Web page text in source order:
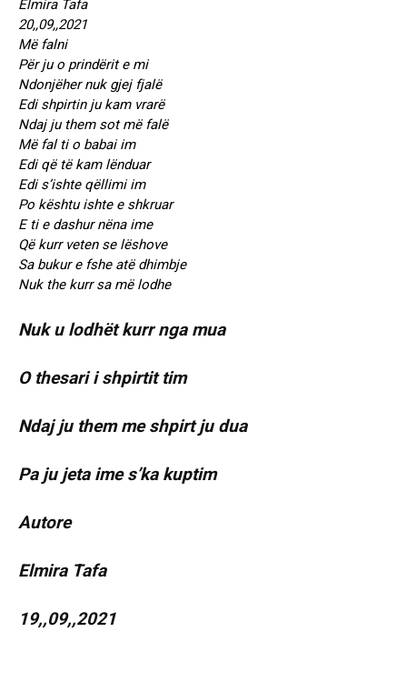
Elmira Tafa
20,,09,,2021
Më falni
Për ju o prindërit e mi
Ndonjëher nuk gjej fjalë
Edi shpirtin ju kam vrarë
Ndaj ju them sot më falë
Më fal ti o babai im
Edi që të kam lënduar
Edi s’ishte qëllimi im
Po kështu ishte e shkruar
E ti e dashur nëna ime
Që kurr veten se lëshove
Sa bukur e fshe atë dhimbje
Nuk the kurr sa më lodhe
Nuk u lodhët kurr nga mua
O thesari i shpirtit tim
Ndaj ju them me shpirt ju dua
Pa ju jeta ime s’ka kuptim
Autore
Elmira Tafa
19,,09,,2021